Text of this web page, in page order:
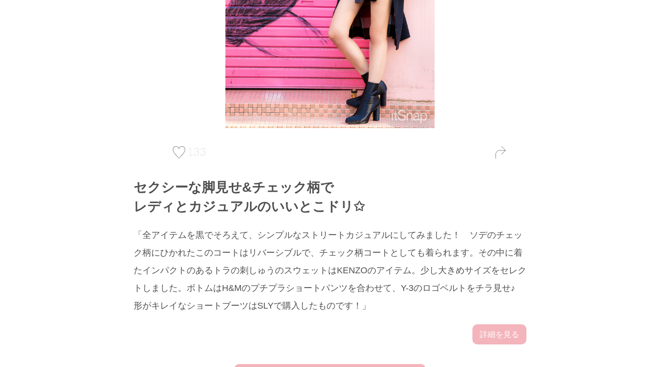
133
セクシーな脚見せ&チェック柄で
レディとカジュアルのいいとこドリ✩
「全アイテムを黒でそろえて、シンプルなストリートカジュアルにしてみました！ ソデのチェッ
ク柄にひかれたこのコートはリバーシブルで、チェック柄コートとしても着られます。その中に着
たインパクトのあるトラの刺しゅうのスウェットはKENZOのアイテム。少し大きめサイズをセレク
トしました。ボトムはH&Mのプチプラショートパンツを合わせて、Y-3のロゴベルトをチラ見せ♪
形がキレイなショートブーツはSLYで購入したものです！」
詳細を見る